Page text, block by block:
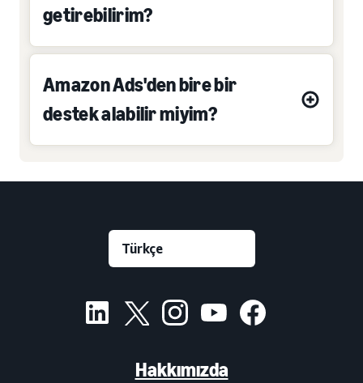
getirebilirim?
Amazon Ads'den bire bir
destek alabilir miyim?
Hakkımızda